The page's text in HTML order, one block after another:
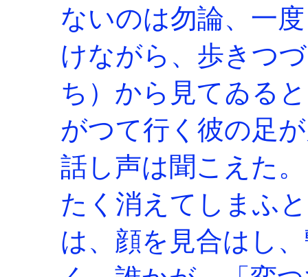
ないのは勿論、一
けながら、歩きつ
ち）から見てゐる
がつて行く彼の足
話し声は聞こえた
たく消えてしまふ
は、顔を見合はし